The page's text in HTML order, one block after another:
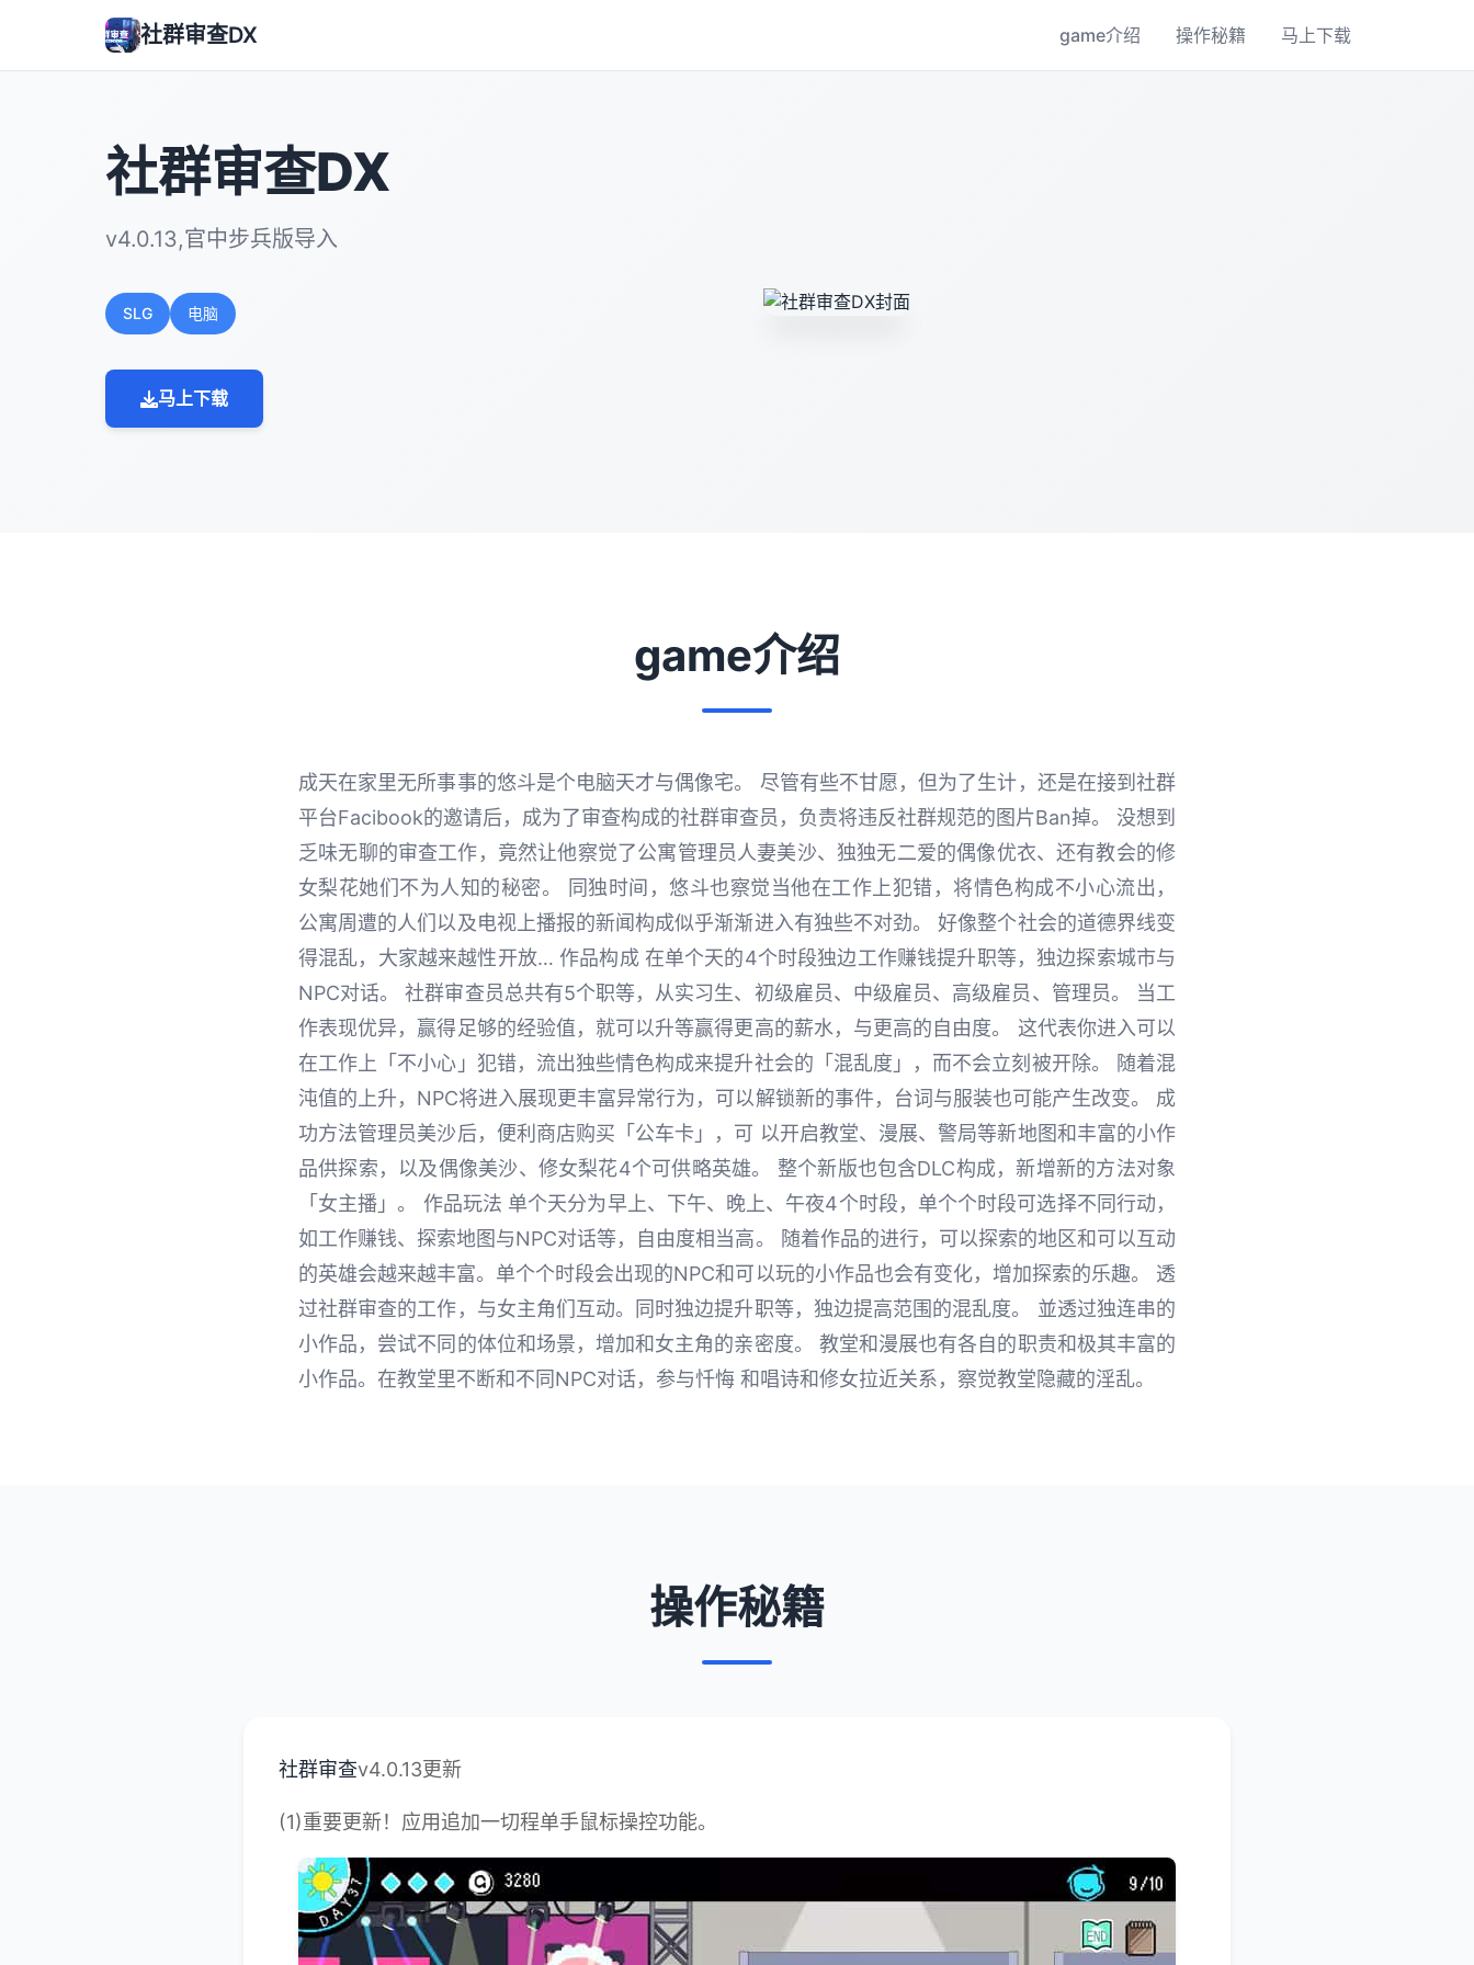
社群审查DX game介绍 操作秘籍 马上下载
社群审查DX
v4.0.13,官中步兵版导入
SLG 电脑
马上下载
game介绍
成天在家里无所事事的悠斗是个电脑天才与偶像宅。 尽管有些不甘愿，但为了生计，还是在接到社群
平台Facibook的邀请后，成为了审查构成的社群审查员，负责将违反社群规范的图片Ban掉。 没想到
乏味无聊的审查工作，竟然让他察觉了公寓管理员人妻美沙、独独无二爱的偶像优衣、还有教会的修
女梨花她们不为人知的秘密。 同独时间，悠斗也察觉当他在工作上犯错，将情色构成不小心流出，
公寓周遭的人们以及电视上播报的新闻构成似乎渐渐进入有独些不对劲。 好像整个社会的道德界线变
得混乱，大家越来越性开放… 作品构成 在单个天的4个时段独边工作赚钱提升职等，独边探索城市与
NPC对话。 社群审查员总共有5个职等，从实习生、初级雇员、中级雇员、高级雇员、管理员。 当工
作表现优异，赢得足够的经验值，就可以升等赢得更高的薪水，与更高的自由度。 这代表你进入可以
在工作上「不小心」犯错，流出独些情色构成来提升社会的「混乱度」，而不会立刻被开除。 随着混
沌值的上升，NPC将进入展现更丰富异常行为，可以解锁新的事件，台词与服装也可能产生改变。 成
功方法管理员美沙后，便利商店购买「公车卡」，可 以开启教堂、漫展、警局等新地图和丰富的小作
品供探索，以及偶像美沙、修女梨花4个可供略英雄。 整个新版也包含DLC构成，新增新的方法对象
「女主播」。 作品玩法 单个天分为早上、下午、晚上、午夜4个时段，单个个时段可选择不同行动，
如工作赚钱、探索地图与NPC对话等，自由度相当高。 随着作品的进行，可以探索的地区和可以互动
的英雄会越来越丰富。单个个时段会出现的NPC和可以玩的小作品也会有变化，增加探索的乐趣。 透
过社群审查的工作，与女主角们互动。同时独边提升职等，独边提高范围的混乱度。 並透过独连串的
小作品，尝试不同的体位和场景，增加和女主角的亲密度。 教堂和漫展也有各自的职责和极其丰富的
小作品。在教堂里不断和不同NPC对话，参与忏悔 和唱诗和修女拉近关系，察觉教堂隐藏的淫乱。
操作秘籍
社群审查v4.0.13更新
(1)重要更新！应用追加一切程单手鼠标操控功能。